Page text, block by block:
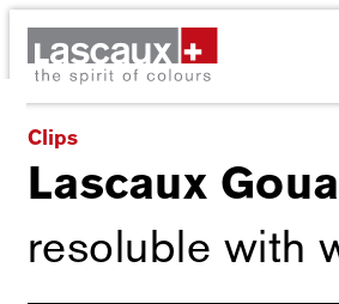
Clips
Lascaux
resoluble with